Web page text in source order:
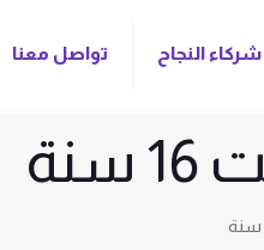
شركاء النجاح تواصل معنا